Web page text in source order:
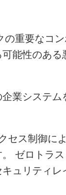
の重要なコ
能性のあ
業システ
セス制御に
ゼロトラス
ュリティレ